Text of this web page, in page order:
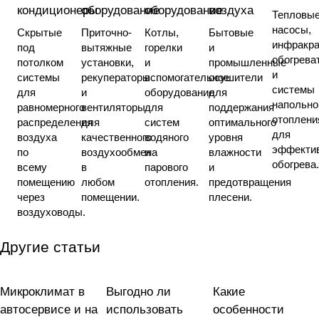
кондиционеры
Скрытые
под
потолком
системы
для
равномерного
распределения
воздуха
по
всему
помещению
через
воздуховоды.
оборудование
Приточно-
вытяжные
установки,
рекуператоры
и
вентиляторы
для
качественного
воздухообмена
в
любом
помещении.
оборудование
Котлы,
горелки
и
вспомогательное
оборудование
для
систем
водяного
и
парового
отопления.
воздуха
Бытовые
и
промышленные
осушители
для
поддержания
оптимального
уровня
влажности
и
предотвращения
плесени.
насосы,
и
системы
для
обогрева.
Другие статьи
Вентиляция
Микроклимат в
автосервисе и на
Отопление
Выгодно ли
использовать
Вентиляция
Какие
особенности